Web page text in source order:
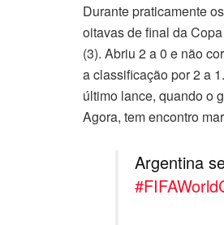
Durante praticamente
oitavas de final da
(3). Abriu 2 a 0 e não
a classificação por 2 a
último lance, quando o
Agora, tem encontro
Argentina